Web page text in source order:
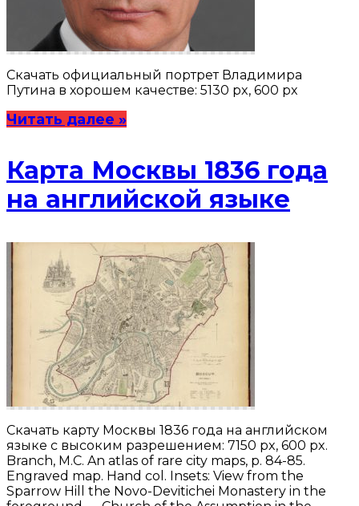
Скачать официальный портрет Владимира
Путина в хорошем качестве: 5130 px, 600 px
Читать далее »
Карта Москвы 1836 года
на английской языке
Скачать карту Москвы 1836 года на английском
языке с высоким разрешением: 7150 px, 600 px.
Branch, M.C. An atlas of rare city maps, p. 84-85.
Engraved map. Hand col. Insets: View from the
Sparrow Hill the Novo-Devitichei Monastery in the